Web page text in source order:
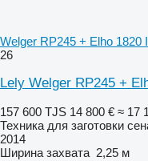
Welger RP245 + Elho 1820
26
Lely Welger RP245 +
157 600 TJS 14 800 € ≈ 17
Техника для заготовки
2014
Ширина захвата 2,25 м